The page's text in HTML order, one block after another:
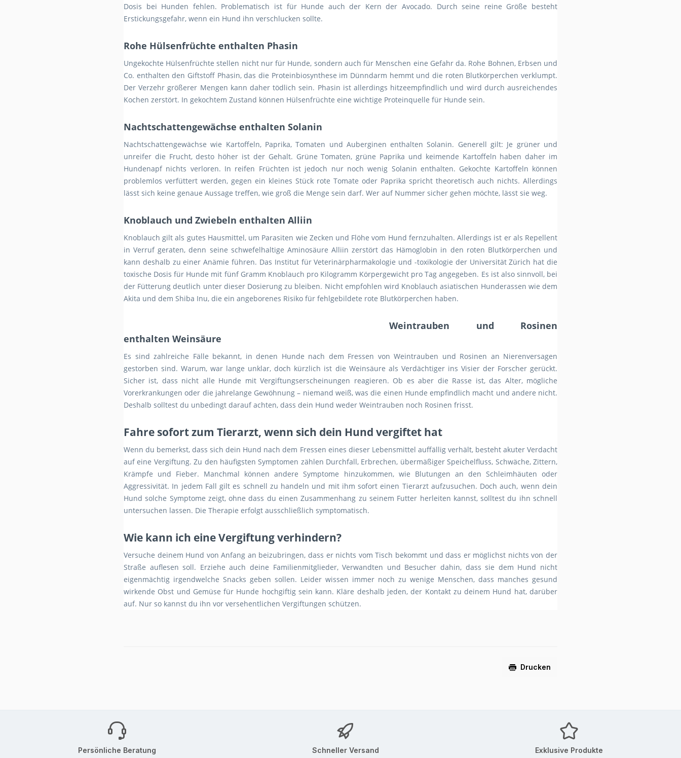
Dosis bei Hunden fehlen. Problematisch ist für Hunde auch der Kern der Avocado. Durch seine reine Größe besteht
Erstickungsgefahr, wenn ein Hund ihn verschlucken sollte.
Rohe Hülsenfrüchte enthalten Phasin
Ungekochte Hülsenfrüchte stellen nicht nur für Hunde, sondern auch für Menschen eine Gefahr da. Rohe Bohnen, Erbsen und
Co. enthalten den Giftstoff Phasin, das die Proteinbiosynthese im Dünndarm hemmt und die roten Blutkörperchen verklumpt.
Der Verzehr größerer Mengen kann daher tödlich sein. Phasin ist allerdings hitzeempfindlich und wird durch ausreichendes
Kochen zerstört. In gekochtem Zustand können Hülsenfrüchte eine wichtige Proteinquelle für Hunde sein.
Nachtschattengewächse enthalten Solanin
Nachtschattengewächse wie Kartoffeln, Paprika, Tomaten und Auberginen enthalten Solanin. Generell gilt: Je grüner und
unreifer die Frucht, desto höher ist der Gehalt. Grüne Tomaten, grüne Paprika und keimende Kartoffeln haben daher im
Hundenapf nichts verloren. In reifen Früchten ist jedoch nur noch wenig Solanin enthalten. Gekochte Kartoffeln können
problemlos verfüttert werden, gegen ein kleines Stück rote Tomate oder Paprika spricht theoretisch auch nichts. Allerdings
lässt sich keine genaue Aussage treffen, wie groß die Menge sein darf. Wer auf Nummer sicher gehen möchte, lässt sie weg.
Knoblauch und Zwiebeln enthalten Alliin
Knoblauch gilt als gutes Hausmittel, um Parasiten wie Zecken und Flöhe vom Hund fernzuhalten. Allerdings ist er als Repellent
in Verruf geraten, denn seine schwefelhaltige Aminosäure Alliin zerstört das Hämoglobin in den roten Blutkörperchen und
kann deshalb zu einer Anämie führen. Das Institut für Veterinärpharmakologie und -toxikologie der Universität Zürich hat die
toxische Dosis für Hunde mit fünf Gramm Knoblauch pro Kilogramm Körpergewicht pro Tag angegeben. Es ist also sinnvoll, bei
der Fütterung deutlich unter dieser Dosierung zu bleiben. Nicht empfohlen wird Knoblauch asiatischen Hunderassen wie dem
Akita und dem Shiba Inu, die ein angeborenes Risiko für fehlgebildete rote Blutkörperchen haben.
Weintrauben und Rosinen
enthalten Weinsäure
Es sind zahlreiche Fälle bekannt, in denen Hunde nach dem Fressen von Weintrauben und Rosinen an Nierenversagen
gestorben sind. Warum, war lange unklar, doch kürzlich ist die Weinsäure als Verdächtiger ins Visier der Forscher gerückt.
Sicher ist, dass nicht alle Hunde mit Vergiftungserscheinungen reagieren. Ob es aber die Rasse ist, das Alter, mögliche
Vorerkrankungen oder die jahrelange Gewöhnung – niemand weiß, was die einen Hunde empfindlich macht und andere nicht.
Deshalb solltest du unbedingt darauf achten, dass dein Hund weder Weintrauben noch Rosinen frisst.
Fahre sofort zum Tierarzt, wenn sich dein Hund vergiftet hat
Wenn du bemerkst, dass sich dein Hund nach dem Fressen eines dieser Lebensmittel auffällig verhält, besteht akuter Verdacht
auf eine Vergiftung. Zu den häufigsten Symptomen zählen Durchfall, Erbrechen, übermäßiger Speichelfluss, Schwäche, Zittern,
Krämpfe und Fieber. Manchmal können andere Symptome hinzukommen, wie Blutungen an den Schleimhäuten oder
Aggressivität. In jedem Fall gilt es schnell zu handeln und mit ihm sofort einen Tierarzt aufzusuchen. Doch auch, wenn dein
Hund solche Symptome zeigt, ohne dass du einen Zusammenhang zu seinem Futter herleiten kannst, solltest du ihn schnell
untersuchen lassen. Die Therapie erfolgt ausschließlich symptomatisch.
Wie kann ich eine Vergiftung verhindern?
Versuche deinem Hund von Anfang an beizubringen, dass er nichts vom Tisch bekommt und dass er möglichst nichts von der
Straße auflesen soll. Erziehe auch deine Familienmitglieder, Verwandten und Besucher dahin, dass sie dem Hund nicht
eigenmächtig irgendwelche Snacks geben sollen. Leider wissen immer noch zu wenige Menschen, dass manches gesund
wirkende Obst und Gemüse für Hunde hochgiftig sein kann. Kläre deshalb jeden, der Kontakt zu deinem Hund hat, darüber
auf. Nur so kannst du ihn vor versehentlichen Vergiftungen schützen.
Drucken
Persönliche Beratung Schneller Versand Exklusive Produkte